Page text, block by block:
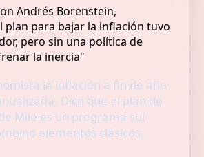
la inflación a fin de año
Dice que el plan de
Mile es un programa sui
elementos clásicos,